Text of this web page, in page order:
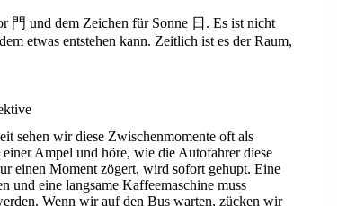
門 und dem Zeichen für Sonne 日. Es ist nicht
etwas entstehen kann. Zeitlich ist es der Raum,
sehen wir diese Zwischenmomente oft als
Ampel und höre, wie die Autofahrer diese
einen Moment zögert, wird sofort gehupt. Eine
eine langsame Kaffeemaschine muss
Wenn wir auf den Bus warten, zücken wir